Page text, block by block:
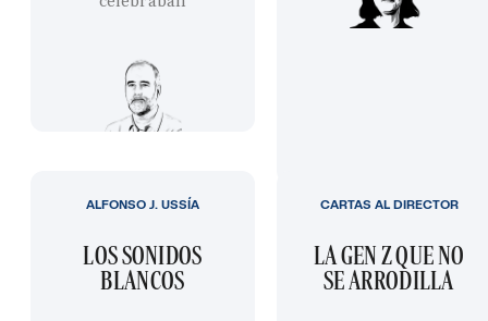
LOS SONIDOS
BLANCOS
ALFONSO J. USSÍA
LA GEN Z QUE NO
SE ARRODILLA
CARTAS AL DIRECTOR